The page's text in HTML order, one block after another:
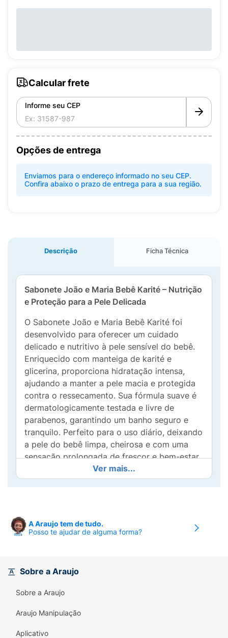
Calcular frete
Informe seu CEP
Opções de entrega
Enviamos para o endereço informado no seu CEP.
Confira abaixo o prazo de entrega para a sua região.
Descrição Ficha Técnica
Sabonete João e Maria Bebê Karité – Nutrição
e Proteção para a Pele Delicada
O Sabonete João e Maria Bebê Karité foi
desenvolvido para oferecer um cuidado
delicado e nutritivo à pele sensível do bebê.
Enriquecido com manteiga de karité e
glicerina, proporciona hidratação intensa,
ajudando a manter a pele macia e protegida
contra o ressecamento. Sua fórmula suave é
dermatologicamente testada e livre de
parabenos, garantindo um banho seguro e
tranquilo. Perfeito para o uso diário, deixando
a pele do bebê limpa, cheirosa e com uma
sensação prolongada de frescor e bem-estar.
Cuide com carinho, escolha João e Maria
Bebê!
Ver mais...
A Araujo tem de tudo.
Posso te ajudar de alguma forma?
Sobre a Araujo
Sobre a Araujo
Araujo Manipulação
Aplicativo